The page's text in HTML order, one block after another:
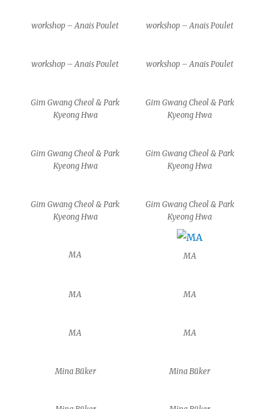
workshop – Anais Poulet workshop – Anais Poulet
workshop – Anais Poulet workshop – Anais Poulet
Gim Gwang Cheol & Park
Kyeong Hwa
Gim Gwang Cheol & Park
Kyeong Hwa
Gim Gwang Cheol & Park
Kyeong Hwa
Gim Gwang Cheol & Park
Kyeong Hwa
Gim Gwang Cheol & Park
Kyeong Hwa
Gim Gwang Cheol & Park
Kyeong Hwa
MA MA
MA MA
MA MA
Mina Büker Mina Büker